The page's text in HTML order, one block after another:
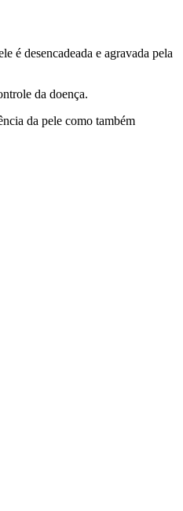
é desencadeada e agravada pela
da doença.
da pele como também